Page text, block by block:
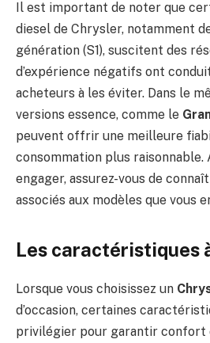
Il est important de noter que
diesel de Chrysler, notamment
génération (S1), suscitent des
d’expérience négatifs ont
acheteurs à les éviter. Dans le
versions essence, comme le
peuvent offrir une meilleure
consommation plus raisonnable.
engager, assurez-vous de
associés aux modèles que vous
Les caractéristiques
Lorsque vous choisissez un
d’occasion, certaines
privilégier pour garantir confort